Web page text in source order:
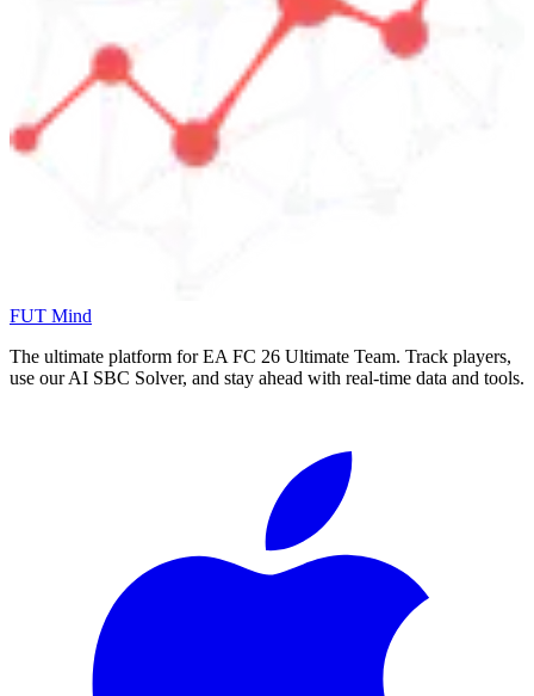
FUT Mind
The ultimate platform for EA FC 26 Ultimate Team. Track players,
use our AI SBC Solver, and stay ahead with real-time data and tools.